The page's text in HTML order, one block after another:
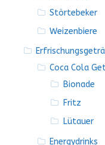
Störtebeker
Weizenbiere
Coca Cola
Bionade
Fritz
Lütauer
Energydrinks